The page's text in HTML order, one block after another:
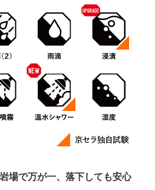
場で万が一、落下しても安心